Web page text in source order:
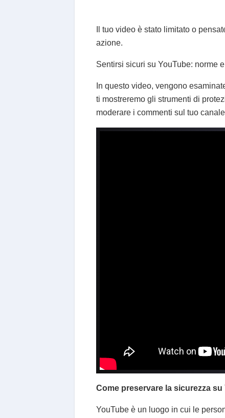
Il tuo video è stato limitato o
azione.
Sentirsi sicuri su YouTube: norme
In questo video, vengono
ti mostreremo gli strumenti di
moderare i commenti sul tuo
Come preservare la sicurezza su
YouTube è un luogo in cui le